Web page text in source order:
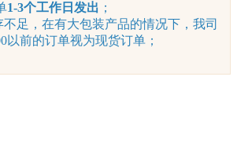
1-3个工作日发出 ；
足，在有大包装产品的情况下，我司
以前的订单视为现货订单；